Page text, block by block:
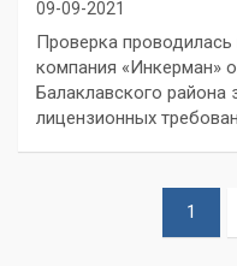
09-09-2021
Проверка
компания «Инкерман»
Балаклавского района
лицензионных
1